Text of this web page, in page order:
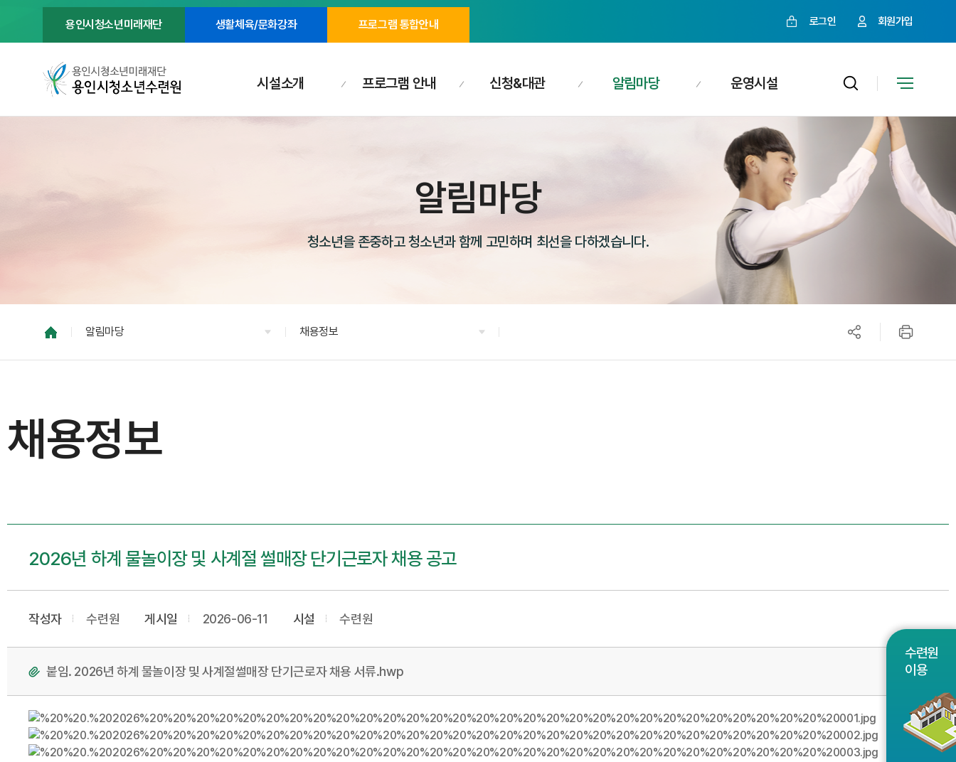
용인시청소년미래재단 생활체육/문화강좌 프로그램 통합안내 로그인 회원가입
시설소개 프로그램 안내 신청&대관 알림마당 운영시설
수련원
이용
알림마당
청소년을 존중하고 청소년과 함께 고민하며 최선을 다하겠습니다.
알림마당 채용정보
채용정보
2026년 하계 물놀이장 및 사계절 썰매장 단기근로자 채용 공고
작성자 수련원 게시일 2026-06-11 시설 수련원
붙임. 2026년 하계 물놀이장 및 사계절썰매장 단기근로자 채용 서류.hwp